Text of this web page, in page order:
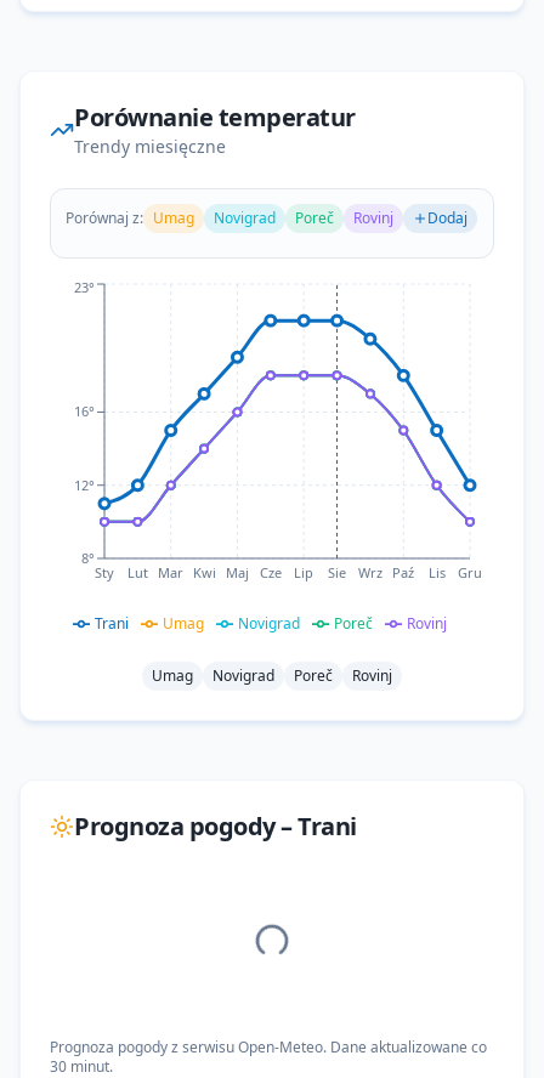
Porównanie temperatur
Trendy miesięczne
Porównaj z: Umag Novigrad Poreč Rovinj Dodaj
Sty Lut Mar Kwi Maj Cze Lip Sie Wrz Paź Lis Gru
8°
12°
16°
23°
Trani Umag Novigrad Poreč Rovinj
Umag Novigrad Poreč Rovinj
Prognoza pogody –Trani
Prognoza pogody z serwisu Open-Meteo. Dane aktualizowane co
30 minut.